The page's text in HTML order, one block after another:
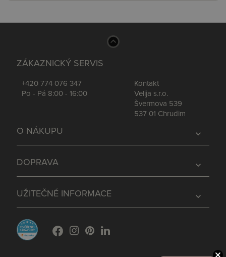
ZÁKAZNICKÝ SERVIS
+420 774 076 347
Po - Pá 8:00 - 16:00
Kontakt
Velija s.r.o.
Švermova 539
537 01 Chrudim
expand_more
O NÁKUPU
expand_more
DOPRAVA
expand_more
UŽITEČNÉ INFORMACE